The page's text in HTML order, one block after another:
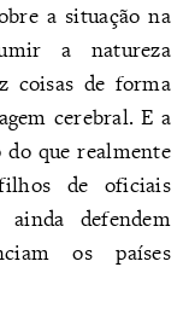
a situação na
a natureza
coisas de forma
cerebral. E a
do que realmente
de oficiais
defendem
os países